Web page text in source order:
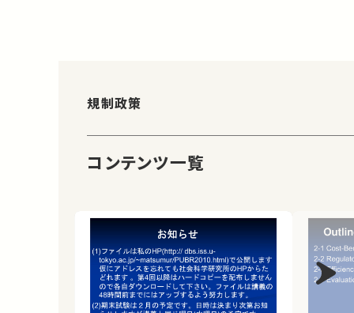
規制政策
コンテンツ一覧